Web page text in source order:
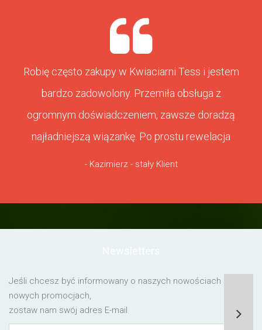
Robię często zakupy w Kwiaciarni Tess i jestem
bardzo zadowolony. Przemiła obsługa z
ogromnym doświadczeniem, zawsze doradzą
najładniejszą wiązankę. Po prostu rewelacja
- Kazimierz - stały Klient
Jeśli chcesz być informowany o naszych nowościach lub o
nowych promocjach,
zostaw nam swój adres E-mail